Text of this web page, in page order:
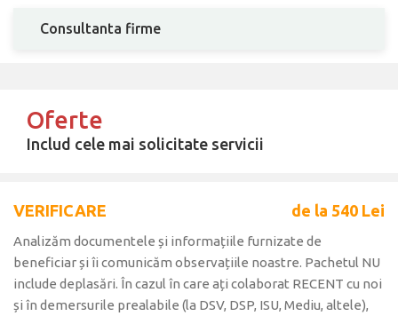
Consultanta firme
Oferte
Includ cele mai solicitate servicii
VERIFICARE de la 540 Lei
Analizăm documentele și informațiile furnizate de
beneficiar și îi comunicăm observațiile noastre. Pachetul NU
include deplasări. În cazul în care ați colaborat RECENT cu noi
și în demersurile prealabile (la DSV, DSP, ISU, Mediu, altele),